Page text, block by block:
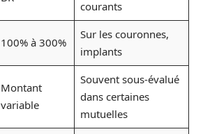
courants
100% à 300%
Sur les couronnes,
implants
Montant
variable
Souvent sous-évalué
dans certaines
mutuelles